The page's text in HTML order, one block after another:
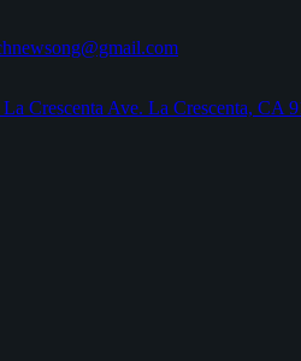
Crescenta Ave. La Crescenta, CA